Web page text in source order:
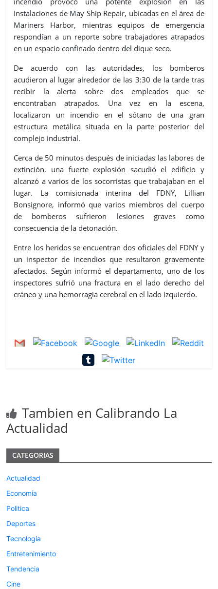
instalaciones de May Ship Repair, ubicadas en el área de
Mariners Harbor, mientras equipos de emergencia
respondían a un reporte sobre trabajadores atrapados
en un espacio confinado dentro del dique seco.
De acuerdo con las autoridades, los bomberos
acudieron al lugar alrededor de las 3:30 de la tarde tras
recibir la alerta sobre dos empleados que se
encontraban atrapados. Una vez en la escena,
localizaron un incendio en el sótano de una gran
estructura metálica situada en la parte posterior del
complejo industrial.
Cerca de 50 minutos después de iniciadas las labores de
extinción, una fuerte explosión sacudió el edificio y
alcanzó a varios de los socorristas que trabajaban en el
lugar. La comisionada interina del FDNY, Lillian
Bonsignore, informó que varios miembros del cuerpo
de bomberos sufrieron lesiones graves como
consecuencia de la detonación.
Entre los heridos se encuentran dos oficiales del FDNY y
un inspector de incendios que resultaron gravemente
afectados. Según informó el departamento, uno de los
inspectores sufrió una fractura en el lado derecho del
cráneo y una hemorragia cerebral en el lado izquierdo.
Tambien en Calibrando La
Actualidad
CATEGORIAS
Actualidad
Economía
Politica
Deportes
Tecnologia
Entretenimiento
Tendencia
Cine